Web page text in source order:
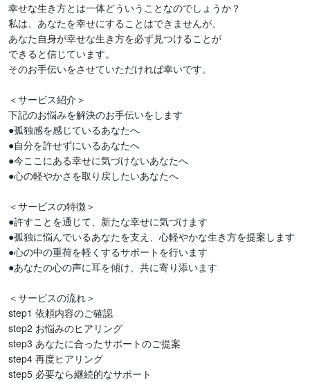
幸せな生き方とは一体どういうことなのでしょうか？
私は、あなたを幸せにすることはできませんが、
あなた自身が幸せな生き方を必ず見つけることが
できると信じています。
そのお手伝いをさせていただければ幸いです。
＜サービス紹介＞
下記のお悩みを解決のお手伝いをします
●孤独感を感じているあなたへ
●自分を許せずにいるあなたへ
●今ここにある幸せに気づけないあなたへ
●心の軽やかさを取り戻したいあなたへ
＜サービスの特徴＞
●許すことを通じて、新たな幸せに気づけます
●孤独に悩んでいるあなたを支え、心軽やかな生き方を提案します
●心の中の重荷を軽くするサポートを行います
●あなたの心の声に耳を傾け、共に寄り添います
＜サービスの流れ＞
step1 依頼内容のご確認
step2 お悩みのヒアリング
step3 あなたに合ったサポートのご提案
step4 再度ヒアリング
step5 必要なら継続的なサポート